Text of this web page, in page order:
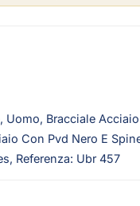
Uomo, Bracciale
Con Pvd Nero E
Referenza: Ubr 457